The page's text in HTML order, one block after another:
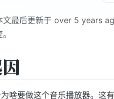
文最后更新于 over 5 years
啥要做这个音乐播放器。这